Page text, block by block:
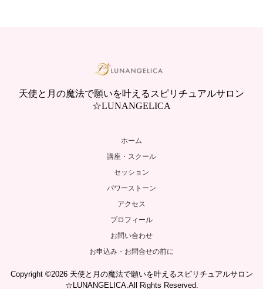
天使と月の魔法で願いを叶えるスピリチュアルサロン
☆LUNANGELICA
ホーム
講座・スクール
セッション
パワーストーン
アクセス
プロフィール
お問い合わせ
お申込み・お問合せの前に
Copyright ©2026 天使と月の魔法で願いを叶えるスピリチュアルサロン
☆LUNANGELICA.All Rights Reserved.